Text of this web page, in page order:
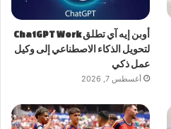
أوبن إيه آي تطلق ChatGPT Work
لتحويل الذكاء الاصطناعي إلى وكيل
عمل ذكي
أغسطس 7, 2026